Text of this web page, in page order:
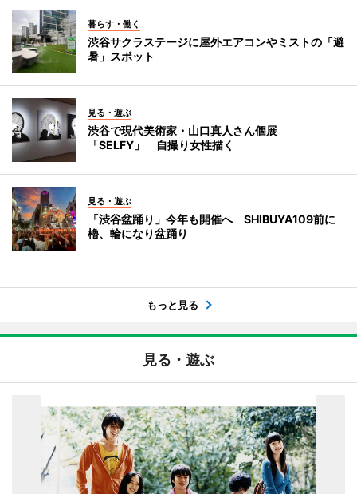
暮らす・働く
渋谷サクラステージに屋外エアコンやミストの「避
暑」スポット
見る・遊ぶ
渋谷で現代美術家・山口真人さん個展
「SELFY」 自撮り女性描く
見る・遊ぶ
「渋谷盆踊り」今年も開催へ SHIBUYA109前に
櫓、輪になり盆踊り
もっと見る
見る・遊ぶ